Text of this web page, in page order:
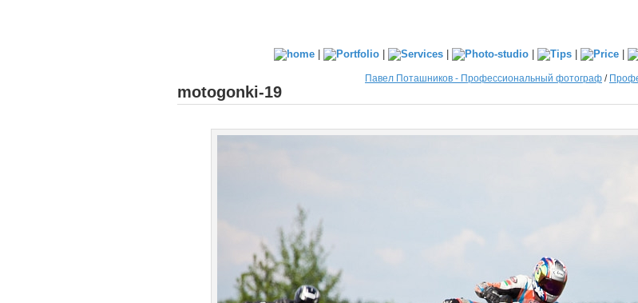
| | | | | |
Павел Поташников - Профессиональный фотограф /
motogonki-19